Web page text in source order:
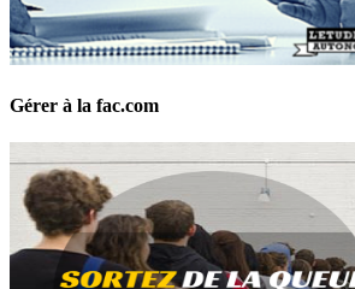
Gérer à la fac.com